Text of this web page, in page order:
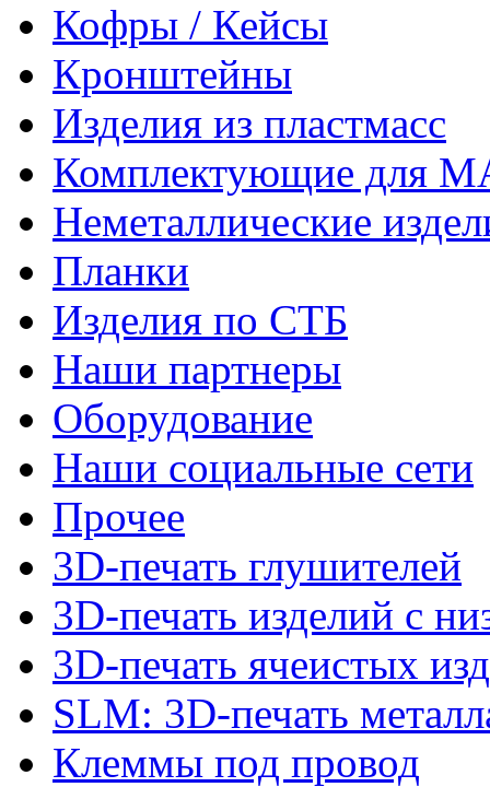
Кофры / Кейсы
Кронштейны
Изделия из пластмасс
Комплектующие для
Неметаллические
Планки
Изделия по СТБ
Наши партнеры
Оборудование
Наши социальные сети
Прочее
3D-печать глушителей
3D-печать изделий с
3D-печать ячеистых
SLM: 3D-печать
Клеммы под провод